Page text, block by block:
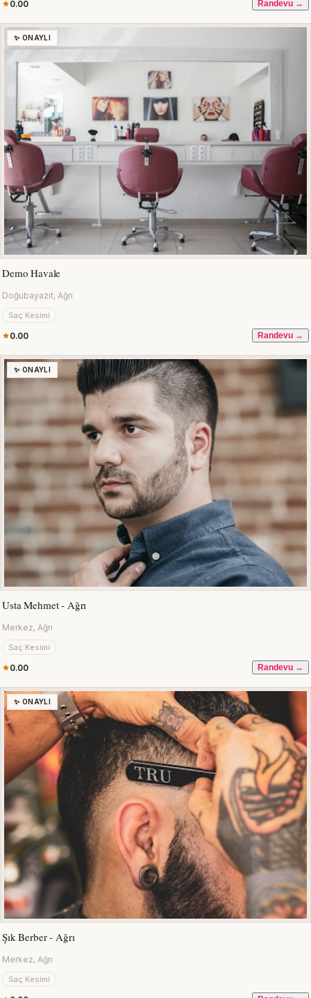
0.00 Randevu →
✨ ONAYLI
Demo Havale
Doğubayazıt, Ağrı
Saç Kesimi
0.00 Randevu →
✨ ONAYLI
Usta Mehmet - Ağrı
Merkez, Ağrı
Saç Kesimi
0.00 Randevu →
✨ ONAYLI
Şık Berber - Ağrı
Merkez, Ağrı
Saç Kesimi